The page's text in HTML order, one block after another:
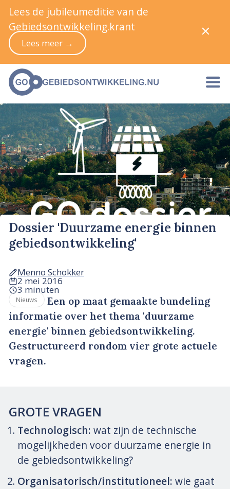
Dossier 'Duurzame energie binnen
gebiedsontwikkeling'
Menno Schokker
2 mei 2016
3 minuten
Nieuws
Een op maat gemaakte bundeling
informatie over het thema 'duurzame
energie' binnen gebiedsontwikkeling.
Gestructureerd rondom vier grote actuele
vragen.
GROTE VRAGEN
Technologisch: wat zijn de technische
mogelijkheden voor duurzame energie in
de gebiedsontwikkeling?
Organisatorisch/institutioneel: wie gaat
Lees de jubileumeditie van de
Gebiedsontwikkeling.krant
Lees meer →